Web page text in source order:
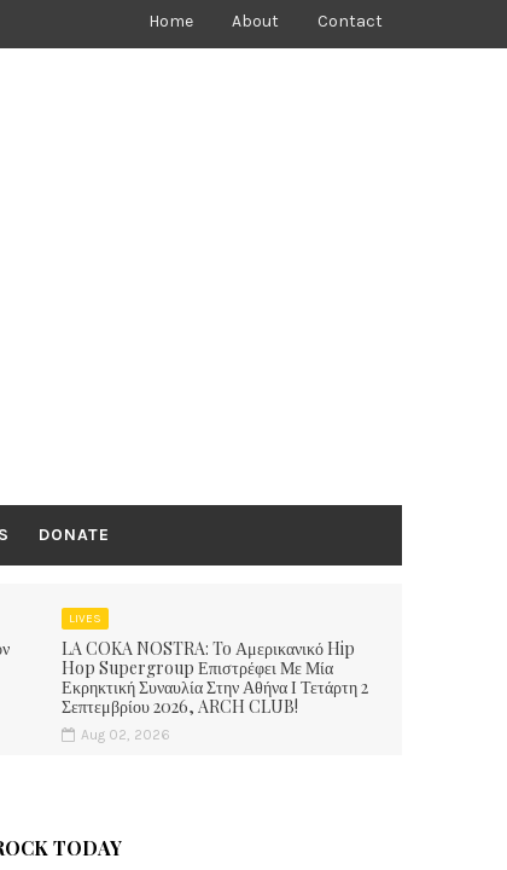
Home About Contact
DONATE
LIVES
LA COKA NOSTRA: To Αμερικανικό Hip
Hop Supergroup Επιστρέφει Με Μία
Εκρηκτική Συναυλία Στην Αθήνα Ι Τετάρτη 2
Σεπτεμβρίου 2026, ARCH CLUB!
Aug 02, 2026
TODAY